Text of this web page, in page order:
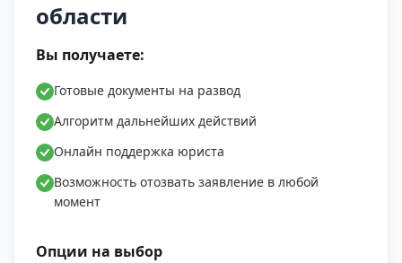
области
Вы получаете:
Готовые документы на развод
Алгоритм дальнейших действий
Онлайн поддержка юриста
Возможность отозвать заявление в любой
момент
Опции на выбор